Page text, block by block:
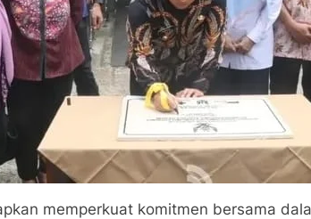
memperkuat komitmen bersama